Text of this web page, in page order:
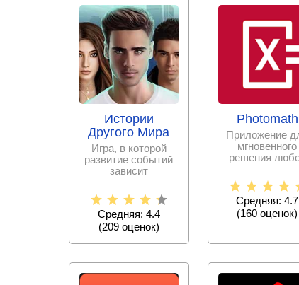
Истории
Другого Мира
Игра, в которой
развитие событий
зависит
принятых тобой
решениях.
Средняя: 4.4
(209оценок)
Photomath
Приложение
мгновенного
решения
задачи с
пошаговыми
Средняя: 4.7
(160 оценок)